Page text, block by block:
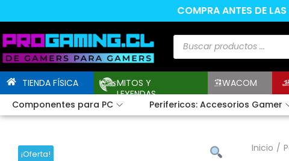
COMPRA ANTES DE
TIENDA FÍSICA
MITOS Y
LEYENDAS
WACOM
Componentes para PC
Perifericos: Accesorios Gamer
¡Oferta!
Inicio /